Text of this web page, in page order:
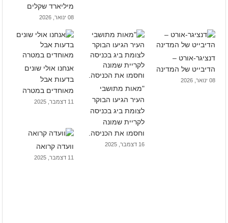
מיליארד שקלים
08 ינואר, 2026
דנציגר-אורט –
הדיבייט של המדינה
08 ינואר, 2026
"מאות מתושבי
העיר הגיעו הבוקר
לצומת ביג בכניסה
לקריית שמונה
וחסמו את הכניסה.
16 דצמבר, 2025
אנחנו אולי שונים
בדעות אבל
מאוחדים במטרה
11 דצמבר, 2025
וועדה קרואה
11 דצמבר, 2025